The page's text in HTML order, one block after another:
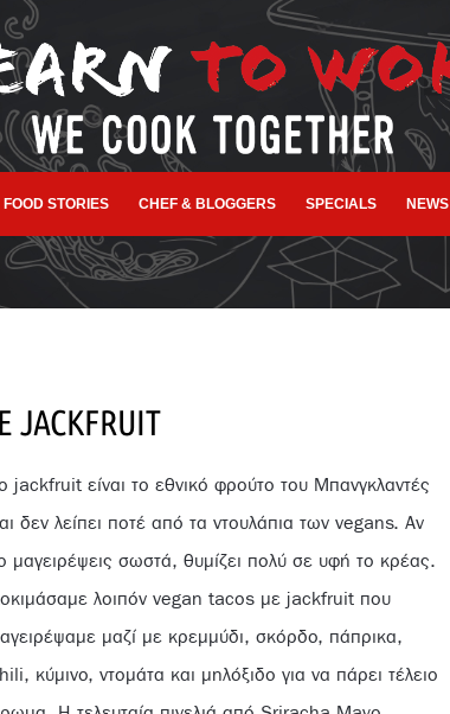
FOOD STORIES CHEF & BLOGGERS SPECIALS NEWS
JACKFRUIT
jackfruit είναι το εθνικό φρούτο του Μπανγκλαντές
δεν λείπει ποτέ από τα ντουλάπια των vegans. Αν
μαγειρέψεις σωστά, θυμίζει πολύ σε υφή το κρέας.
λοιπόν vegan tacos με jackfruit που
μαζί με κρεμμύδι, σκόρδο, πάπρικα,
κύμινο, ντομάτα και μηλόξιδο για να πάρει τέλειο